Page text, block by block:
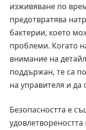
изживяване по
предотвратява
бактерии, което
проблеми. Когато
внимание на
поддържан, те са
на управителя и да
Безопасността е